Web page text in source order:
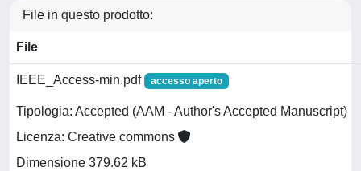
File in questo prodotto:
File
IEEE_Access-min.pdf accesso aperto
Tipologia: Accepted (AAM - Author's Accepted Manuscript)
Licenza: Creative commons
Dimensione 379.62 kB